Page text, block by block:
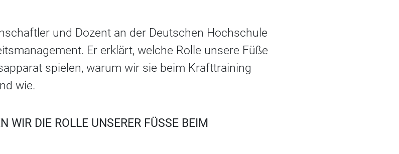
und Dozent an der Deutschen Hochschule
Er erklärt, welche Rolle unsere Füße
spielen, warum wir sie beim Krafttraining
wie.
WIR DIE ROLLE UNSERER FÜSSE BEIM K